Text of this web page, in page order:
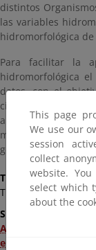
distintos
las variables
hidromorfológica
Para facilitar la
hidromorfológica
datos, con el
ciertos rasgos
analizados en más
masa de agua.
generado.
Title
Tramos Modificados
Supply
Archivo Shapefile
en el Cauce (5 MB)
This page
We use our
session
collect
website.
select which
about the